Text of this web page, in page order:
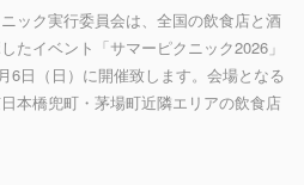
ック実⾏委員会は、全国の飲⾷店と酒
たイベント「サマーピクニック2026」
6日（日）に開催致します。会場となる
本橋兜町・茅場町近隣エリアの飲食店